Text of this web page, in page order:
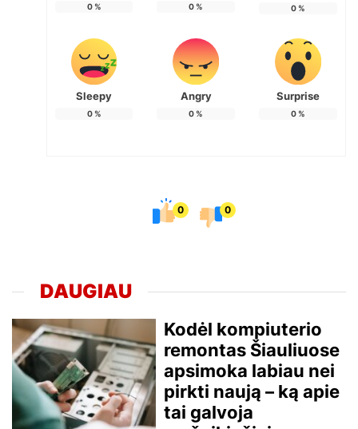
0% 0% 0%
Sleepy
0%
Angry
0%
Surprise
0%
0 0
DAUGIAU
Kodėl kompiuterio
remontas Šiauliuose
apsimoka labiau nei
pirkti naują – ką apie
tai galvoja